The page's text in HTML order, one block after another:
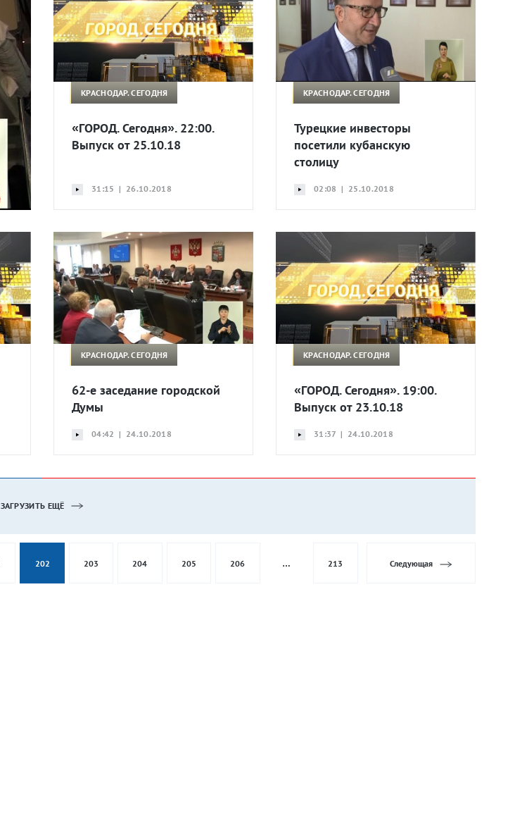
КРАСНОДАР. СЕГОДНЯ
«ГОРОД. Сегодня». 22:00.
Выпуск от 25.10.18
31:15 | 26.10.2018
КРАСНОДАР. СЕГОДНЯ
Турецкие инвесторы
посетили кубанскую
столицу
02:08 | 25.10.2018
КРАСНОДАР. СЕГОДНЯ
62-е заседание городской
Думы
04:42 | 24.10.2018
КРАСНОДАР. СЕГОДНЯ
«ГОРОД. Сегодня». 19:00.
Выпуск от 23.10.18
31:37 | 24.10.2018
ЗАГРУЗИТЬ ЕЩЁ
202 203 204 205 206 … 213 Следующая